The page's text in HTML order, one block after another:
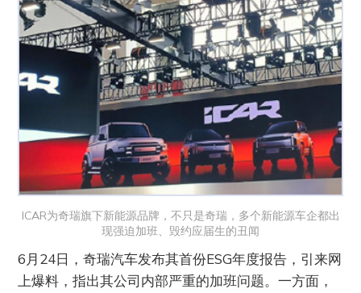
ICAR为奇瑞旗下新能源品牌，不只是奇瑞，多个新能源车企都出
现强迫加班、毁约应届生的丑闻
6月24日，奇瑞汽车发布其首份ESG年度报告，引来网
上爆料，指出其公司内部严重的加班问题。一方面，